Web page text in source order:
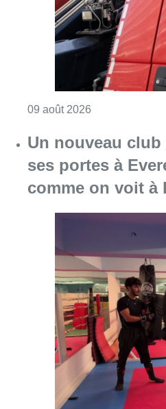
09 août 2026
Un nouveau club
ses portes à
comme on voit à